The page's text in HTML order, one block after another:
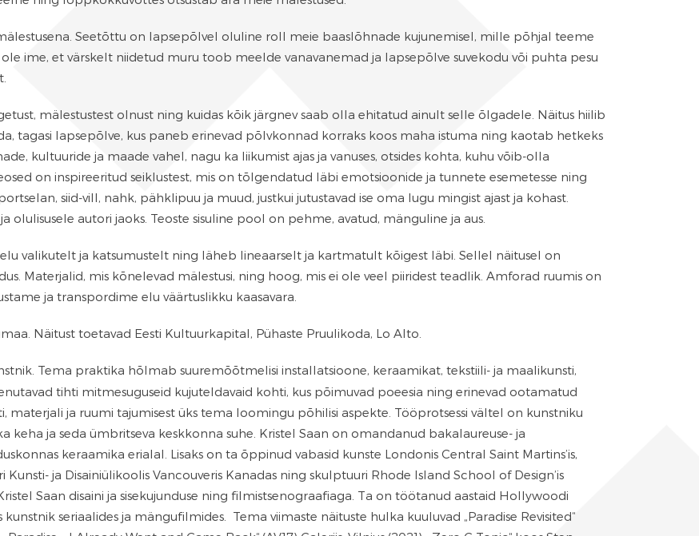
Seetõttu on lapsepõlvel oluline roll meie baaslõhnade kujunemisel, mille põhjal teeme
ime, et värskelt niidetud muru toob meelde vanavanemad ja lapsepõlve suvekodu või puhta pesu
mälestustest olnust ning kuidas kõik järgnev saab olla ehitatud ainult selle õlgadele. Näitus hiilib
tagasi lapsepõlve, kus paneb erinevad põlvkonnad korraks koos maha istuma ning kaotab hetkeks
kultuuride ja maade vahel, nagu ka liikumist ajas ja vanuses, otsides kohta, kuhu võib-olla
on inspireeritud seiklustest, mis on tõlgendatud läbi emotsioonide ja tunnete esemetesse ning
siid-vill, nahk, pähklipuu ja muud, justkui jutustavad ise oma lugu mingist ajast ja kohast.
olulisusele autori jaoks. Teoste sisuline pool on pehme, avatud, mänguline ja aus.
valikutelt ja katsumustelt ning läheb lineaarselt ja kartmatult kõigest läbi. Sellel näitusel on
Materjalid, mis kõnelevad mälestusi, ning hoog, mis ei ole veel piiridest teadlik. Amforad ruumis on
ja transpordime elu väärtuslikku kaasavara.
Näitust toetavad Eesti Kultuurkapital, Pühaste Pruulikoda, Lo Alto.
Tema praktika hõlmab suuremõõtmelisi installatsioone, keraamikat, tekstiili- ja maalikunsti,
tihti mitmesuguseid kujuteldavaid kohti, kus põimuvad poeesia ning erinevad ootamatud
ja ruumi tajumisest üks tema loomingu põhilisi aspekte. Tööprotsessi vältel on kunstniku
keha ja seda ümbritseva keskkonna suhe. Kristel Saan on omandanud bakalaureuse- ja
keraamika erialal. Lisaks on ta õppinud vabasid kunste Londonis Central Saint Martins’is,
ja Disainiülikoolis Vancouveris Kanadas ning skulptuuri Rhode Island School of Design’is
Saan disaini ja sisekujunduse ning filmistsenograafiaga. Ta on töötanud aastaid Hollywoodi
seriaalides ja mängufilmides. Tema viimaste näituste hulka kuuluvad „Paradise Revisited“